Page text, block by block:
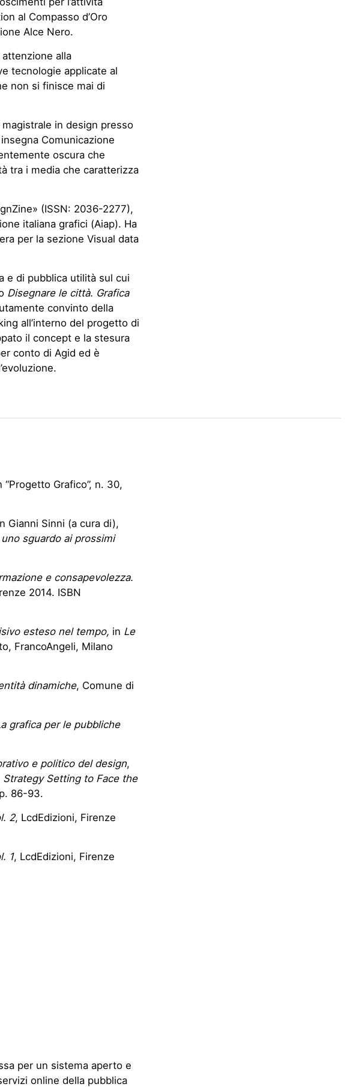
al Compasso d’Oro
Alce Nero.
alla
tecnologie applicate al
non si finisce mai di
in design presso
Comunicazione
oscura che
tra i media che caratterizza
(ISSN: 2036-2277),
italiana grafici (Aiap). Ha
per la sezione Visual data
e di pubblica utilità sul cui
Disegnare le città. Grafica
convinto della
all’interno del progetto di
il concept e la stesura
conto di Agid ed è
“Progetto Grafico”, n. 30,
Gianni Sinni (a cura di),
sguardo ai prossimi
e consapevolezza.
2014. ISBN
esteso nel tempo, in Le
FrancoAngeli, Milano
dinamiche, Comune di
grafica per le pubbliche
e politico del design,
Strategy Setting to Face the
86-93.
2, LcdEdizioni, Firenze
1, LcdEdizioni, Firenze
il sito web del
alfa